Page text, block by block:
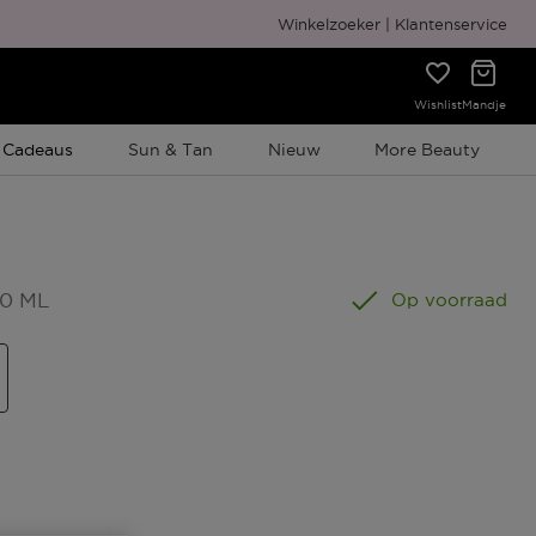
Gratis cadeauverpakking
Winkelzoeker Klantenservice
WishlistMandje
Sun & Tan Nieuw More Beauty
ML Op voorraad